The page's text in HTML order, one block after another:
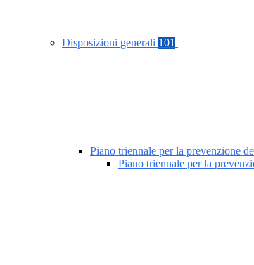
Disposizioni generali 101
Piano triennale per la prevenzione
Piano triennale per la